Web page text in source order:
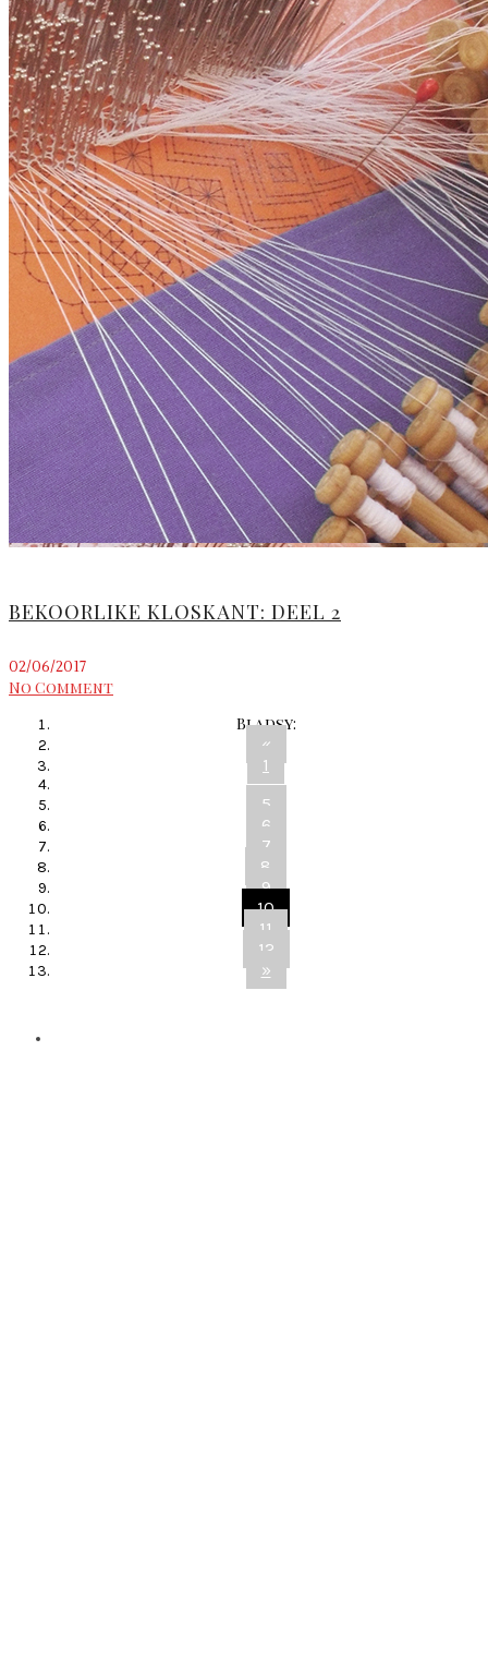
BEKOORLIKE KLOSKANT: DEEL 2
02/06/2017
No Comment
Bladsy:
«
1
...
5
6
7
8
9
10
11
12
»